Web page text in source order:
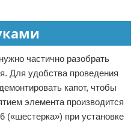
частично разобрать
Для удобства проведения
капот, чтобы
элемента производится
(«шестерка») при установке